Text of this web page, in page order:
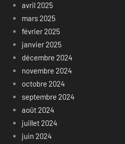
avril 2025
mars 2025
février 2025
janvier 2025
décembre 2024
novembre 2024
octobre 2024
septembre 2024
août 2024
juillet 2024
juin 2024